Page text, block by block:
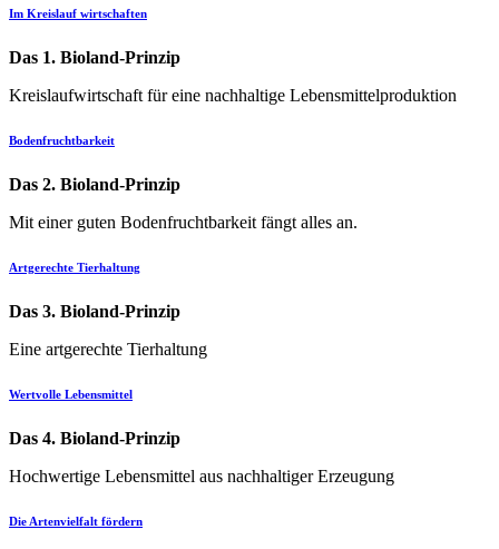
Im Kreislauf wirtschaften
Das 1. Bioland-Prinzip
Kreislaufwirtschaft für eine nachhaltige Lebensmittelproduktion
Bodenfruchtbarkeit
Das 2. Bioland-Prinzip
Mit einer guten Bodenfruchtbarkeit fängt alles an.
Artgerechte Tierhaltung
Das 3. Bioland-Prinzip
Eine artgerechte Tierhaltung
Wertvolle Lebensmittel
Das 4. Bioland-Prinzip
Hochwertige Lebensmittel aus nachhaltiger Erzeugung
Die Artenvielfalt fördern